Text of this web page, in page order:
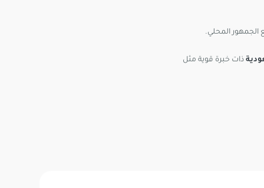
المحلي.
ذات خبرة قوية مثل